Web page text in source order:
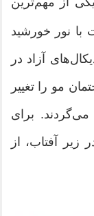
نور خورشید
آزاد در
مو را تغییر
برای
زیر آفتاب، از